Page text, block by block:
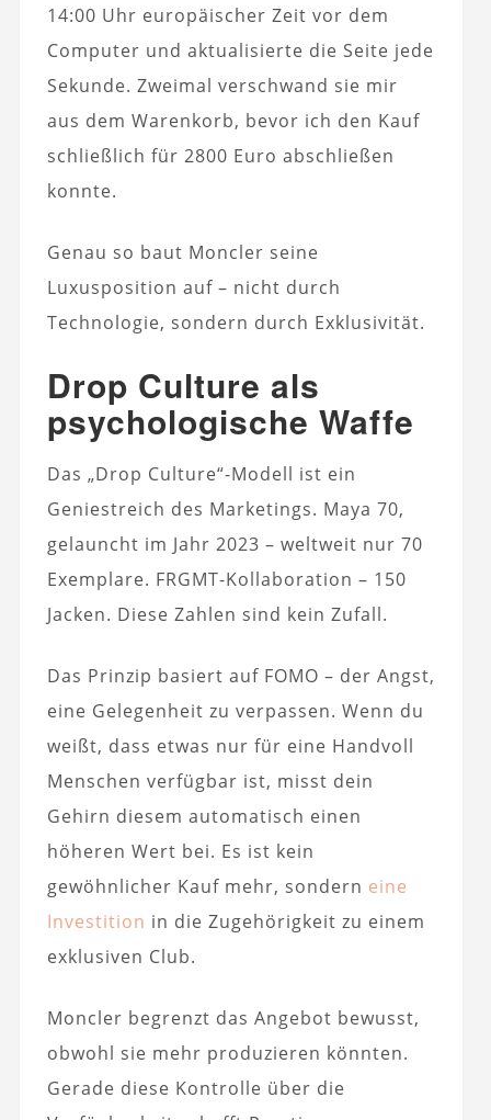
14:00 Uhr europäischer Zeit vor dem
Computer und aktualisierte die Seite jede
Sekunde. Zweimal verschwand sie mir
aus dem Warenkorb, bevor ich den Kauf
schließlich für 2800 Euro abschließen
konnte.
Genau so baut Moncler seine
Luxusposition auf – nicht durch
Technologie, sondern durch Exklusivität.
Drop Culture als
psychologische Waffe
Das „Drop Culture“-Modell ist ein
Geniestreich des Marketings. Maya 70,
gelauncht im Jahr 2023 – weltweit nur 70
Exemplare. FRGMT-Kollaboration – 150
Jacken. Diese Zahlen sind kein Zufall.
Das Prinzip basiert auf FOMO – der Angst,
eine Gelegenheit zu verpassen. Wenn du
weißt, dass etwas nur für eine Handvoll
Menschen verfügbar ist, misst dein
Gehirn diesem automatisch einen
höheren Wert bei. Es ist kein
gewöhnlicher Kauf mehr, sondern eine
Investition in die Zugehörigkeit zu einem
exklusiven Club.
Moncler begrenzt das Angebot bewusst,
obwohl sie mehr produzieren könnten.
Gerade diese Kontrolle über die